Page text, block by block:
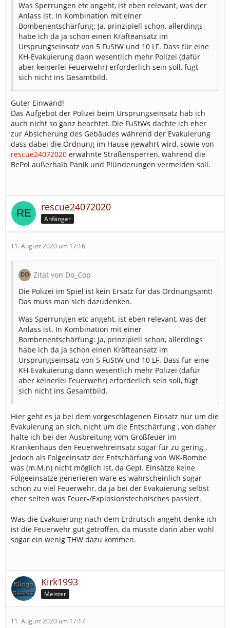
Was Sperrungen etc angeht, ist eben relevant, was der
Anlass ist. In Kombination mit einer
Bombenentschärfung: Ja, prinzipiell schon, allerdings
habe ich da ja schon einen Kräfteansatz im
Ursprungseinsatz von 5 FuStW und 10 LF. Dass für eine
KH-Evakuierung dann wesentlich mehr Polizei (dafür
aber keinerlei Feuerwehr) erforderlich sein soll, fügt
sich nicht ins Gesamtbild.
Guter Einwand!
Das Aufgebot der Polizei beim Ursprungseinsatz hab ich
auch nicht so ganz beachtet. Die FuStWs dachte ich eher
zur Absicherung des Gebäudes während der Evakuierung
dass dabei die Ordnung im Hause gewahrt wird, sowie von
rescue24072020 erwähnte Straßensperren, während die
BePol außerhalb Panik und Plünderungen vermeiden soll.
rescue24072020
Anfänger
11. August 2020 um 17:16
Zitat von Do_Cop
Die Polizei im Spiel ist kein Ersatz für das Ordnungsamt!
Das muss man sich dazudenken.
Was Sperrungen etc angeht, ist eben relevant, was der
Anlass ist. In Kombination mit einer
Bombenentschärfung: Ja, prinzipiell schon, allerdings
habe ich da ja schon einen Kräfteansatz im
Ursprungseinsatz von 5 FuStW und 10 LF. Dass für eine
KH-Evakuierung dann wesentlich mehr Polizei (dafür
aber keinerlei Feuerwehr) erforderlich sein soll, fügt
sich nicht ins Gesamtbild.
Hier geht es ja bei dem vorgeschlagenen Einsatz nur um die
Evakuierung an sich, nicht um die Entschärfung , von daher
halte ich bei der Ausbreitung vom Großfeuer im
Krankenhaus den Feuerwehreinsatz sogar für zu gering ,
jedoch als Folgeeinsatz der Entschärfung von WK-Bombe
was (m.M.n) nicht möglich ist, da Gepl. Einsätze keine
Folgeeinsätze generieren wäre es wahrscheinlich sogar
schon zu viel Feuerwehr, da ja bei der Evakuierung selbst
eher selten was Feuer-/Explosionstechnisches passiert.
Was die Evakuierung nach dem Erdrutsch angeht denke ich
ist die Feuerwehr gut getroffen, da müsste dann aber wohl
sogar ein wenig THW dazu kommen.
Kirk1993
Meister
11. August 2020 um 17:17